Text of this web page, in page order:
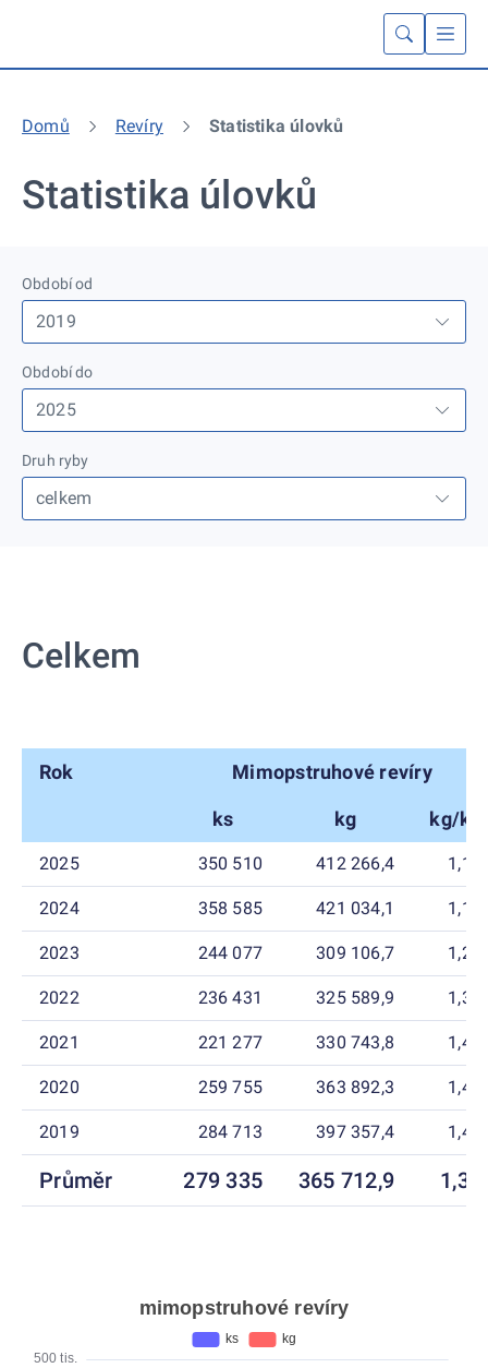
Domů Revíry Statistika úlovků
Statistika úlovků
Období od
Období do
Druh ryby
Celkem
Rok Mimopstruhové revíry
ks kg kg/ks
2025 350 510 412 266,4 1,18
2024 358 585 421 034,1 1,17
2023 244 077 309 106,7 1,27
2022 236 431 325 589,9 1,38
2021 221 277 330 743,8 1,49
2020 259 755 363 892,3 1,40
2019 284 713 397 357,4 1,40
Průměr 279 335 365 712,9 1,31